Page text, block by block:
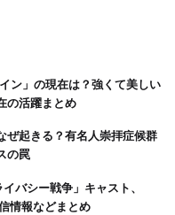
の活躍まとめ
の罠
情報などまとめ